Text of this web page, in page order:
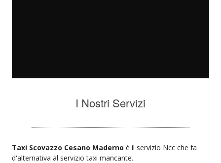
I Nostri Servizi
Taxi Scovazzo Cesano Maderno è il servizio Ncc che fa
d'alternativa al servizio taxi mancante.